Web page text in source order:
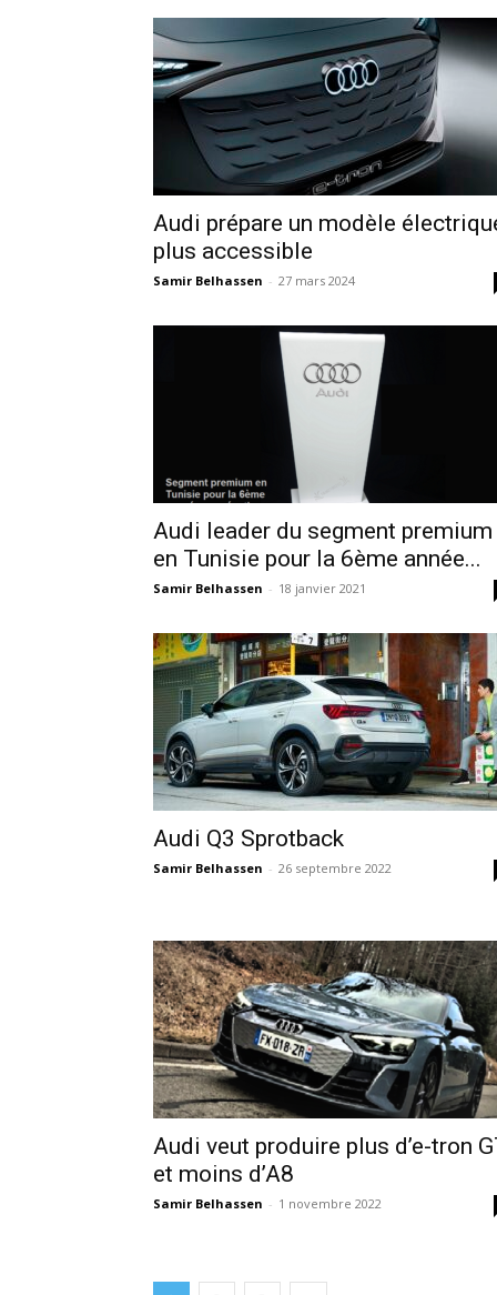
Audi prépare un modèle
plus accessible
Samir Belhassen - 27 mars 2024
Audi leader du segment premium
en Tunisie pour la 6ème année...
Samir Belhassen - 18 janvier 2021
Audi Q3 Sprotback
Samir Belhassen - 26 septembre 2022
Audi veut produire plus d’e-tron
et moins d’A8
Samir Belhassen - 1 novembre 2022